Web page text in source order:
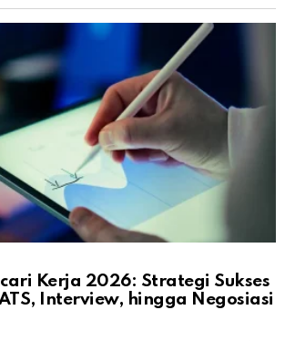
Kerja 2026: Strategi Sukses
Interview, hingga Negosiasi